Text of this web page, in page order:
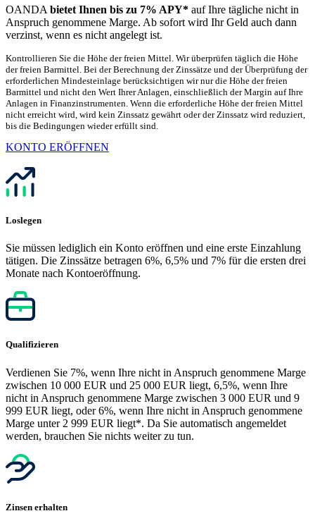
OANDA bietet Ihnen bis zu 7% APY* auf Ihre tägliche nicht in
Anspruch genommene Marge. Ab sofort wird Ihr Geld auch dann
verzinst, wenn es nicht angelegt ist.
Kontrollieren Sie die Höhe der freien Mittel. Wir überprüfen täglich die Höhe
der freien Barmittel. Bei der Berechnung der Zinssätze und der Überprüfung der
erforderlichen Mindesteinlage berücksichtigen wir nur die Höhe der freien
Barmittel und nicht den Wert Ihrer Anlagen, einschließlich der Margin auf Ihre
Anlagen in Finanzinstrumenten. Wenn die erforderliche Höhe der freien Mittel
nicht erreicht wird, wird kein Zinssatz gewährt oder der Zinssatz wird reduziert,
bis die Bedingungen wieder erfüllt sind.
KONTO ERÖFFNEN
Loslegen
Sie müssen lediglich ein Konto eröffnen und eine erste Einzahlung
tätigen. Die Zinssätze betragen 6%, 6,5% und 7% für die ersten drei
Monate nach Kontoeröffnung.
Qualifizieren
Verdienen Sie 7%, wenn Ihre nicht in Anspruch genommene Marge
zwischen 10 000 EUR und 25 000 EUR liegt, 6,5%, wenn Ihre
nicht in Anspruch genommene Marge zwischen 3 000 EUR und 9
999 EUR liegt, oder 6%, wenn Ihre nicht in Anspruch genommene
Marge unter 2 999 EUR liegt*. Da Sie automatisch angemeldet
werden, brauchen Sie nichts weiter zu tun.
Zinsen erhalten